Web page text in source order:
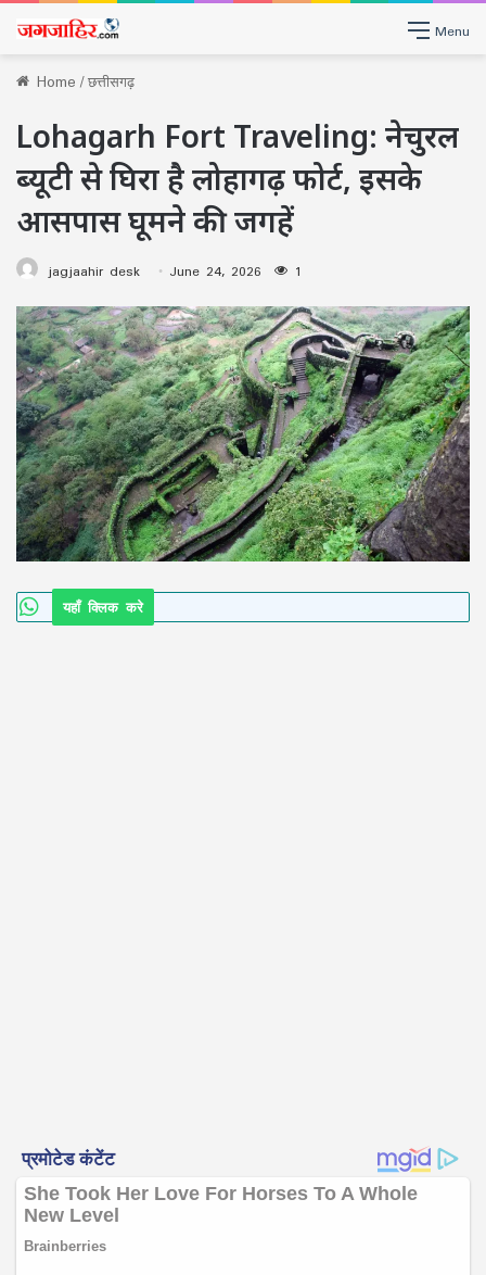
Menu
Home/छत्तीसगढ़
Lohagarh Fort Traveling: नेचुरल
ब्यूटी से घिरा है लोहागढ़ फोर्ट, इसके
आसपास घूमने की जगहें
jagjaahir desk June 24, 2026 1
यहाँ क्लिक करे